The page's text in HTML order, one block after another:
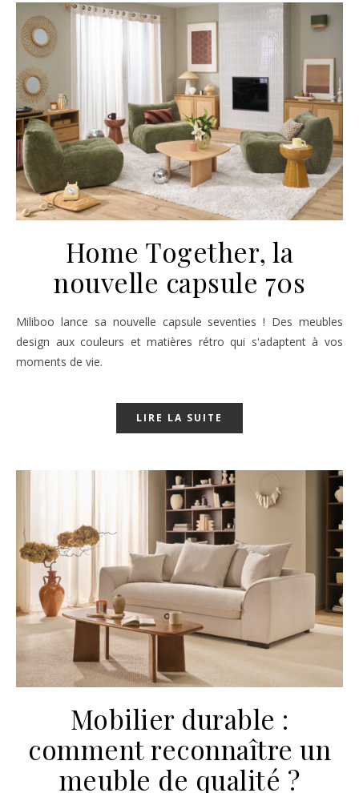
Home Together, la
nouvelle capsule 70s
Miliboo lance sa nouvelle capsule seventies ! Des meubles
design aux couleurs et matières rétro qui s'adaptent à vos
moments de vie.
LIRE LA SUITE
Mobilier durable :
comment reconnaître un
meuble de qualité ?